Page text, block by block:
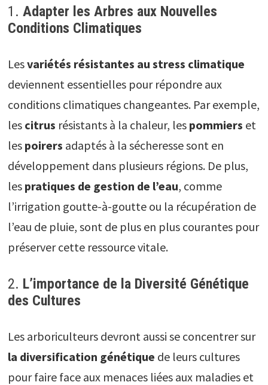
1. Adapter les Arbres aux Nouvelles
Conditions Climatiques
Lesvariétés résistantes au stress climatique
deviennent essentielles pour répondre aux
conditions climatiques changeantes. Par exemple,
les citrus résistants à la chaleur, les pommiers et
les poirers adaptés à la sécheresse sont en
développement dans plusieurs régions. De plus,
les pratiques de gestion de l’eau, comme
l’irrigation goutte-à-goutte ou la récupération de
l’eau de pluie, sont de plus en plus courantes pour
préserver cette ressource vitale.
2. L’importance de la Diversité Génétique
des Cultures
Les arboriculteurs devront aussi se concentrer sur
la diversification génétique de leurs cultures
pour faire face aux menaces liées aux maladies et